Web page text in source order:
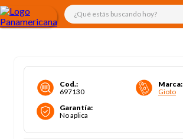
¿Qué estás buscando hoy?
Cod.:
697130
Marca:
Gioto
Garantía:
No aplica